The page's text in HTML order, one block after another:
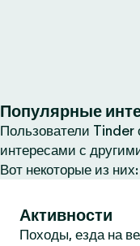
Популярные
Пользователи Tinder
интересами с
Вот некоторые из них:
Активности
Походы, езда на